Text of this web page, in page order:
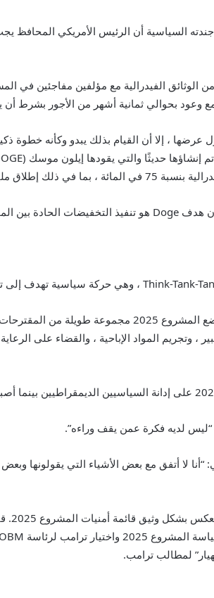
أيضًا هدفًا للمشروع 2025 ، الذي ذكر في أجندته السياسية أن
الوثائق الفيدرالية مع مؤلفين مفاجئين في
بحوالي ثمانية أشهر من الأجور بشرط أن
عرضها ، إلا أن القيام بذلك يبدو وكأنه
في أجندة السياسة الخاصة بها “تفويض للقيادة: الوعد
المواد الإباحية ، والقضاء على
أتفق مع بعض الأشياء التي يقولونها وبعض
ومع